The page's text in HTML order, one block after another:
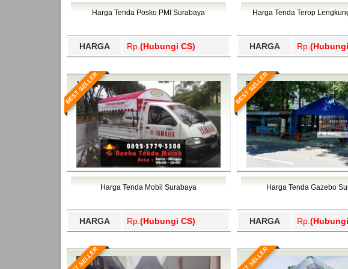
Bawang Barat, Tulangbawang, Tulungagung, Wajo, Wakatobi,
Harga Tenda Posko PMI Surabaya
HARGA Rp. (Hubungi CS)
Harga Tenda Terop
HARGA Rp.
BEST SELLER
Harga Tenda Mobil Surabaya
HARGA Rp. (Hubungi CS)
BEST SELLER
Harga Tenda Gazebo
HARGA Rp.